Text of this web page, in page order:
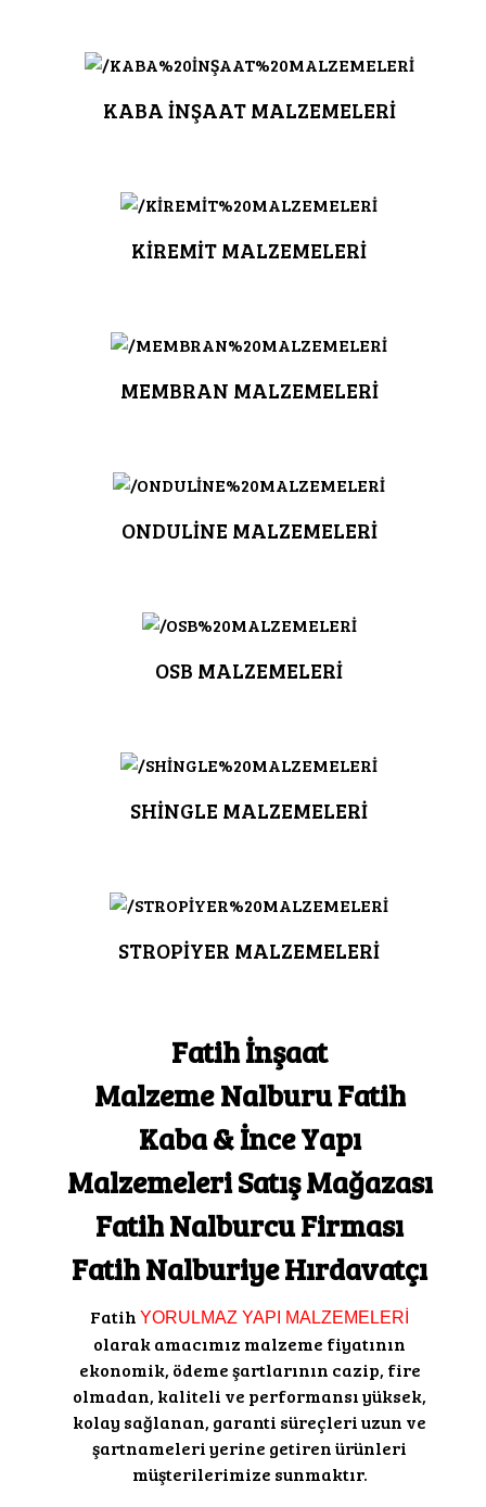
KABA İNŞAAT MALZEMELERİ
KİREMİT MALZEMELERİ
MEMBRAN MALZEMELERİ
ONDULİNE MALZEMELERİ
OSB MALZEMELERİ
SHİNGLE MALZEMELERİ
STROPİYER MALZEMELERİ
Fatih İnşaat
Malzeme Nalburu Fatih
Kaba & İnce Yapı
Malzemeleri Satış Mağazası
Fatih Nalburcu Firması
Fatih Nalburiye Hırdavatçı
Fatih YORULMAZ YAPI MALZEMELERİ
olarak amacımız malzeme fiyatının
ekonomik, ödeme şartlarının cazip, fire
olmadan, kaliteli ve performansı yüksek,
kolay sağlanan, garanti süreçleri uzun ve
şartnameleri yerine getiren ürünleri
müşterilerimize sunmaktır.